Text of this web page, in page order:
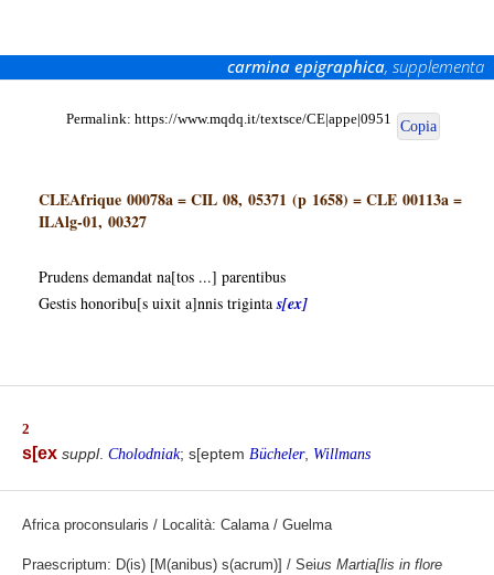
carmina epigraphica, supplementa
Permalink: https://www.mqdq.it/textsce/CE|appe|0951 Copia
CLEAfrique 00078a=CIL 08, 05371 (p 1658) =CLE 00113a=
ILAlg-01, 00327
Prudens demandat na[tos ...] parentibus
Gestis honoribu[s uixit a]nnis trigintas[ex]
2
s[ex suppl. Cholodniak; s[eptem Bücheler, Willmans
Africa proconsularis / Località: Calama / Guelma
Praescriptum: D(is) [M(anibus) s(acrum)] / Seius Martia[lis in flore